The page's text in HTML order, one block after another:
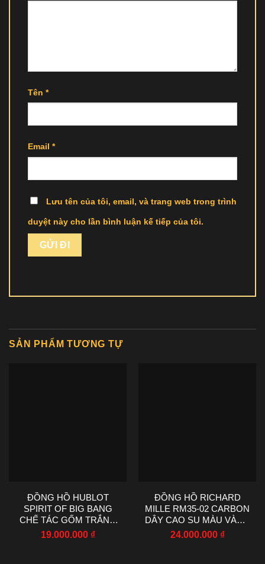
Tên *
Email *
Lưu tên của tôi, email, và trang web trong trình
duyệt này cho lần bình luận kế tiếp của tôi.
SẢN PHẨM TƯƠNG TỰ
ĐỒNG HỒ HUBLOT
SPIRIT OF BIG BANG
CHẾ TÁC GỐM TRẮNG
NHÀ MÁY AAA 42MM
19.000.000 ₫
ĐỒNG HỒ RICHARD
MILLE RM35-02 CARBON
DÂY CAO SU MÀU VÀNG
R7 FACTORY 44.5X50MM
24.000.000 ₫